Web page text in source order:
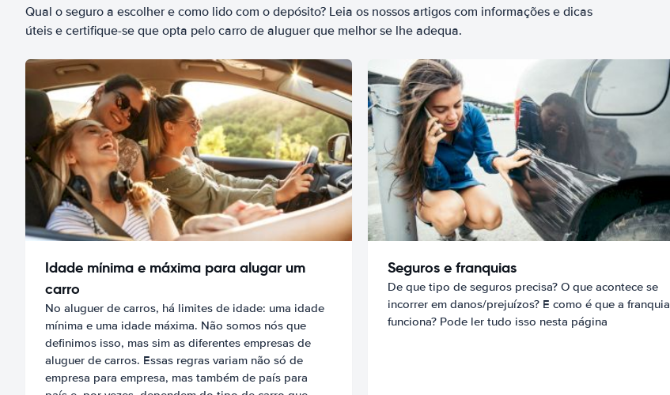
Qual o seguro a escolher e como lido com o depósito? Leia os nossos artigos com informações e dicas
úteis e certifique-se que opta pelo carro de aluguer que melhor se lhe adequa.
Idade mínima e máxima para alugar um
carro
No aluguer de carros, há limites de idade: uma idade
mínima e uma idade máxima. Não somos nós que
definimos isso, mas sim as diferentes empresas de
aluguer de carros. Essas regras variam não só de
empresa para empresa, mas também de país para
Seguros e franquias
De que tipo de seguros precisa? O que acontece se
incorrer em danos/prejuízos? E como é que a franquia
funciona? Pode ler tudo isso nesta página